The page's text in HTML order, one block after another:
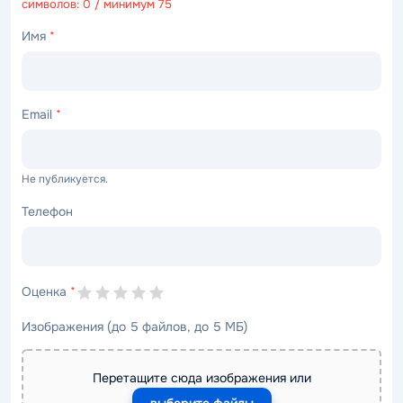
символов: 0 / минимум 75
Имя *
Email *
Не публикуется.
Телефон
Оценка *
Изображения (до 5 файлов, до 5 МБ)
Перетащите сюда изображения или